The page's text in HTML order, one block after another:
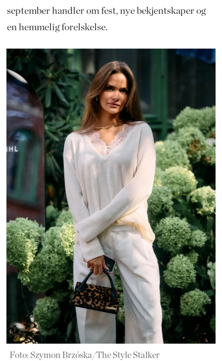
september handler om fest, nye bekjentskaper og
en hemmelig forelskelse.
Foto: Szymon Brzóska/The Style Stalker